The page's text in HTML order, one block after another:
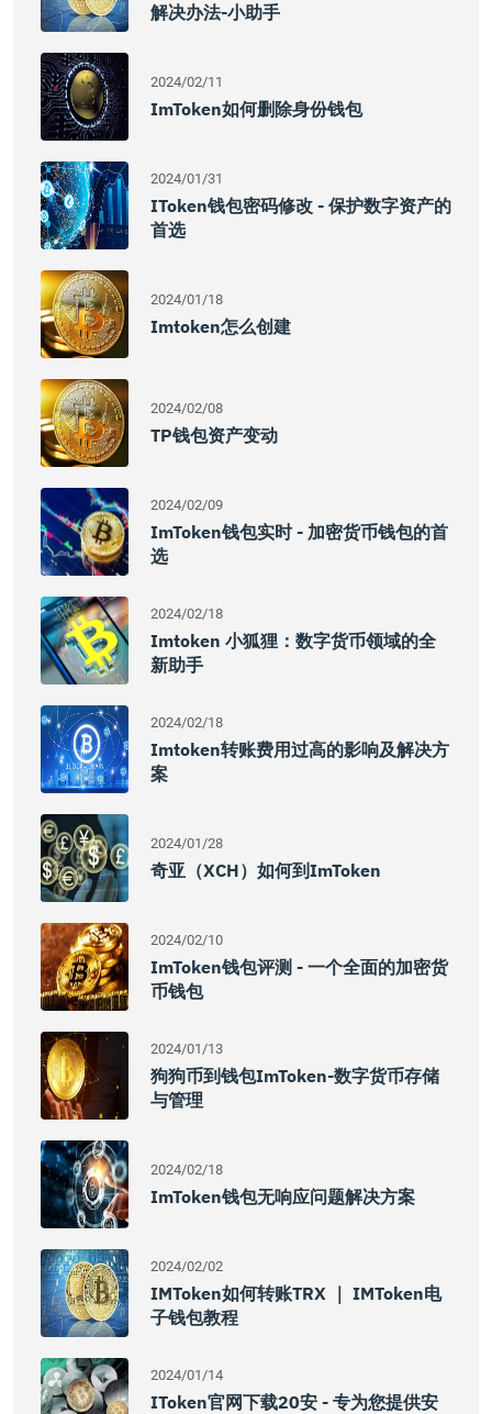
解决办法-小助手
2024/02/11
ImToken如何删除身份钱包
2024/01/31
IToken钱包密码修改 - 保护数字资产的
首选
2024/01/18
Imtoken怎么创建
2024/02/08
TP钱包资产变动
2024/02/09
ImToken钱包实时 - 加密货币钱包的首
选
2024/02/18
Imtoken 小狐狸：数字货币领域的全
新助手
2024/02/18
Imtoken转账费用过高的影响及解决方
案
2024/01/28
奇亚（XCH）如何到imToken
2024/02/10
ImToken钱包评测 - 一个全面的加密货
币钱包
2024/01/13
狗狗币到钱包imToken-数字货币存储
与管理
2024/02/18
ImToken钱包无响应问题解决方案
2024/02/02
IMToken如何转账TRX ｜ IMToken电
子钱包教程
2024/01/14
IToken官网下载20安 - 专为您提供安